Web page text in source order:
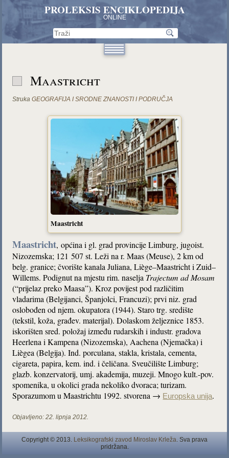
PROLEKSIS ENCIKLOPEDIJA
ONLINE
Maastricht
Struka GEOGRAFIJA I SRODNE ZNANOSTI I PODRUČJA
Maastricht
Maastricht, općina i gl. grad provincije Limburg, jugoist.
Nizozemska; 121 507 st. Leži na r. Maas (Meuse), 2 km od
belg. granice; čvorište kanala Juliana, Liège–Maastricht i Zuid–
Willems. Podignut na mjestu rim. naselja Trajectum ad Mosam
(“prijelaz preko Maasa”). Kroz povijest pod različitim
vladarima (Belgijanci, Španjolci, Francuzi); prvi niz. grad
oslobođen od njem. okupatora (1944). Staro trg. središte
(tekstil, koža, građev. materijal). Dolaskom željeznice 1853.
iskorišten sred. položaj između rudarskih i industr. gradova
Heerlena i Kampena (Nizozemska), Aachena (Njemačka) i
Liègea (Belgija). Ind. porculana, stakla, kristala, cementa,
cigareta, papira, kem. ind. i čeličana. Sveučilište Limburg;
glazb. konzervatorij, umj. akademija, muzeji. Mnogo kult.-pov.
spomenika, u okolici grada nekoliko dvoraca; turizam.
Sporazumom u Maastrichtu 1992. stvorena → Europska unija.
Objavljeno: 22. lipnja 2012.
Copyright © 2013. Leksikografski zavod Miroslav Krleža . Sva prava
pridržana.